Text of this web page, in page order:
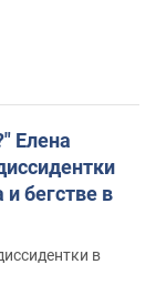
Елена
бегстве в
в